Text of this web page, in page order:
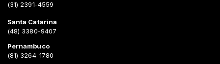
(31) 2391-4559
Santa Catarina
(48) 3380-9407
Pernambuco
(81) 3264-1780